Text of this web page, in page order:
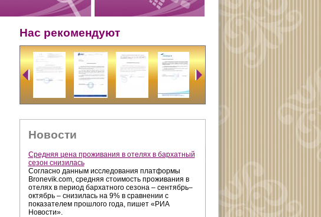
Нас рекомендуют
Новости
Средняя цена проживания в отелях в бархатный
сезон снизилась
Согласно данным исследования платформы
Bronevik.com, средняя стоимость проживания в
отелях в период бархатного сезона – сентябрь–
октябрь – снизилась на 9% в сравнении с
показателем прошлого года, пишет «РИА
Новости».